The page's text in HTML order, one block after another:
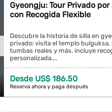
Gyeongju: Tour Privado por
con Recogida Flexible
Descubre la historia de silla en
privado: visita el templo
tumbas reales y más. incluye
personalizada....
Desde US$ 186.50
Reserva ahora y paga después